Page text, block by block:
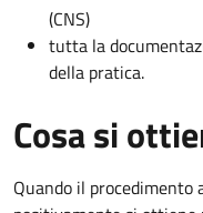
(CNS)
tutta la
della pratica.
Cosa si
Quando il